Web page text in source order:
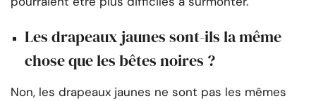
Les drapeaux jaunes sont-ils la même
chose que les bêtes noires ?
Non, les drapeaux jaunes ne sont pas les mêmes